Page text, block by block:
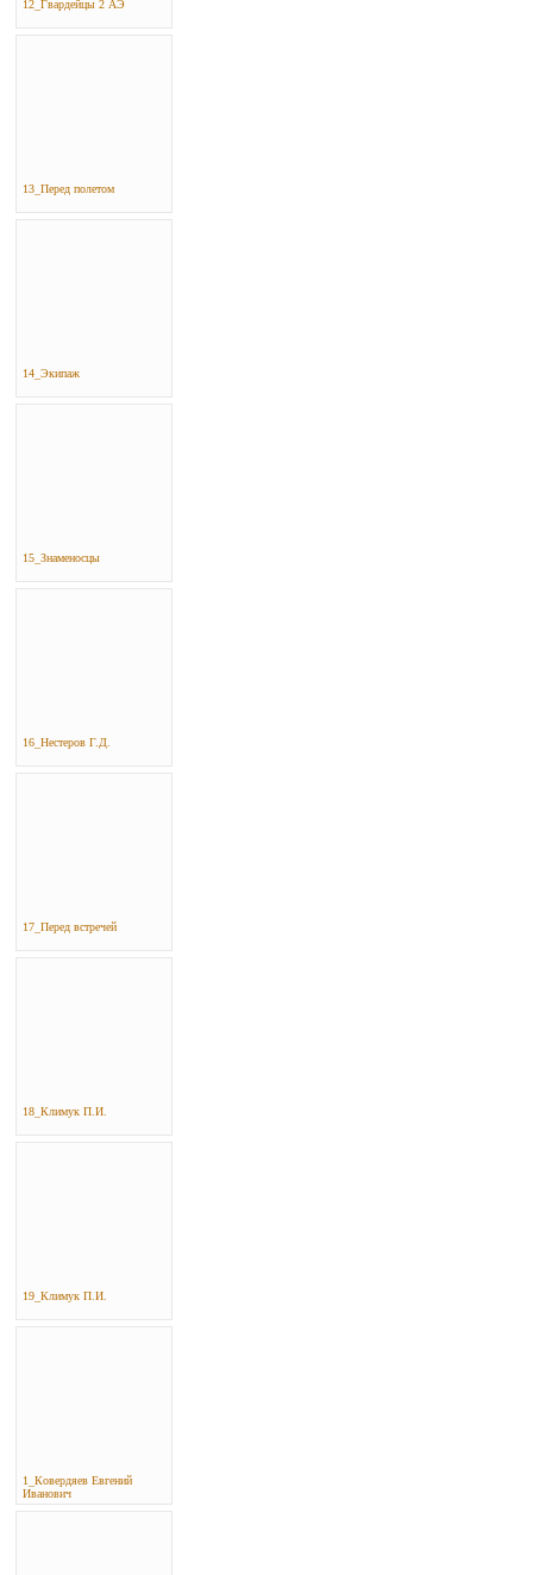
12_Гвардейцы 2 АЭ
13_Перед полетом
14_Экипаж
15_Знаменосцы
16_Нестеров Г.Д.
17_Перед встречей
18_Климук П.И.
19_Климук П.И.
1_Ковердяев Евгений
Иванович